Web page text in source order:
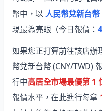
幣中，以人民幣兌新台
現最為亮眼 （今日報價：
如果您正打算前往該店辦
幣兌新台幣 (CNY/TWD)
行中高居全市場最優第 1
報價水平，在此進行每拿